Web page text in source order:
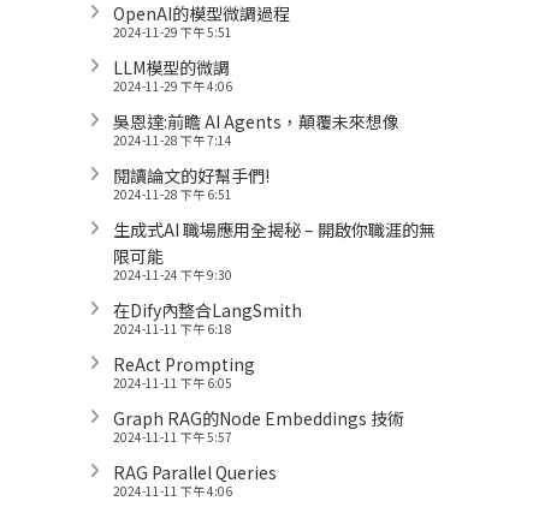
OpenAI的模型微調過程
2024-11-29 下午 5:51
LLM模型的微調
2024-11-29 下午 4:06
吳恩達:前瞻 AI Agents，顛覆未來想像
2024-11-28 下午 7:14
閱讀論文的好幫手們!
2024-11-28 下午 6:51
生成式AI 職場應用全揭秘 – 開啟你職涯的無
限可能
2024-11-24 下午 9:30
在Dify內整合LangSmith
2024-11-11 下午 6:18
ReAct Prompting
2024-11-11 下午 6:05
Graph RAG的Node Embeddings 技術
2024-11-11 下午 5:57
RAG Parallel Queries
2024-11-11 下午 4:06